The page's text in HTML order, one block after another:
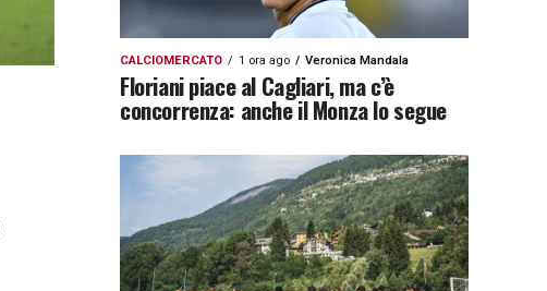
CALCIOMERCATO 1 ora ago Veronica Mandala
Floriani piace al Cagliari, ma c’è
concorrenza: anche il Monza lo segue